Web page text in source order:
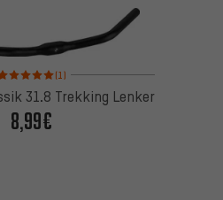
Bewertungen: 5 von 5 basierend auf 1
(1)
31.8 Trekking Lenker
8,99€